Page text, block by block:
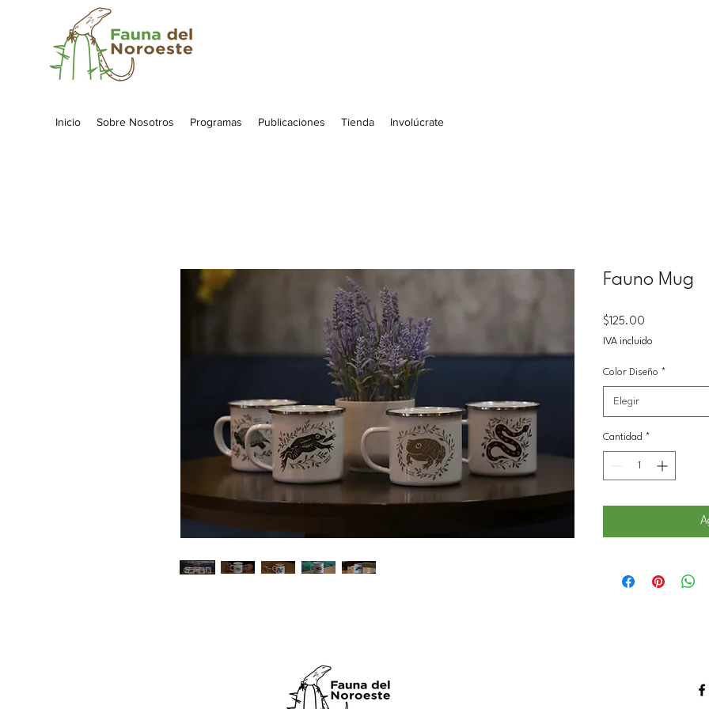
Inicio Sobre Nosotros Programas Publicaciones Tienda Involúcrate
Fauno Mug
$125.00
IVA incluido
Color Diseño *
Elegir
Cantidad *